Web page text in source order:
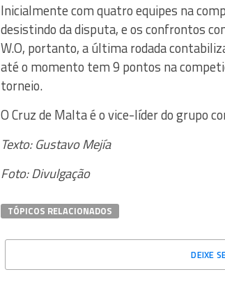
Inicialmente com quatro equipes na
desistindo da disputa, e os confrontos
W.O, portanto, a última rodada
até o momento tem 9 pontos na
torneio.
O Cruz de Malta é o vice-líder do grupo
Texto: Gustavo Mejía
Foto: Divulgação
TÓPICOS RELACIONADOS
DEIXE